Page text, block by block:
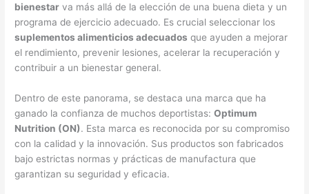
bienestar va más allá de la elección de una buena dieta y un
programa de ejercicio adecuado. Es crucial seleccionar los
suplementos alimenticios adecuados que ayuden a mejorar
el rendimiento, prevenir lesiones, acelerar la recuperación y
contribuir a un bienestar general.
Dentro de este panorama, se destaca una marca que ha
ganado la confianza de muchos deportistas:Optimum
Nutrition (ON). Esta marca es reconocida por su compromiso
con la calidad y la innovación. Sus productos son fabricados
bajo estrictas normas y prácticas de manufactura que
garantizan su seguridad y eficacia.